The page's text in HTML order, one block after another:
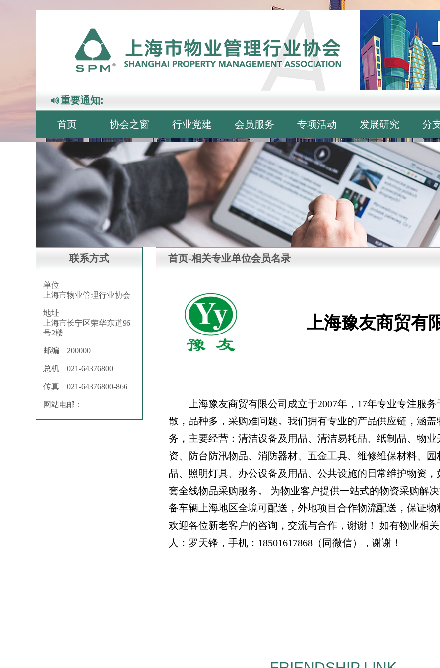
重要通知:
首页 协会之窗 行业党建 会员服务 专项活动 发展研究 分
联系方式
单位：
上海市物业管理行业协会
地址：
上海市长宁区荣华东道96
号2楼
邮编：200000
总机：021-64376800
传真：021-64376800-866
网站电邮：
首页-相关专业单位会员名录
上海豫友商贸有
上海豫友商贸有限公司成立于2007年，17年专业专注服
散，品种多，采购难问题。我们拥有专业的产品供应链，涵
务，主要经营：清洁设备及用品、清洁易耗品、纸制品、物
资、防台防汛物品、消防器材、五金工具、维修维保材料、
品、照明灯具、办公设备及用品、公共设施的日常维护物资
套全线物品采购服务。 为物业客户提供一站式的物资采购解
备车辆上海地区全境可配送，外地项目合作物流配送，保证
欢迎各位新老客户的咨询，交流与合作，谢谢！ 如有物业相
人：罗天锋，手机：18501617868（同微信），谢谢！